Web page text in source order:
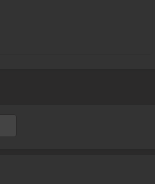
下世界中，一个多元化、多样性的
规律，进行着自身的系统过滤和可持
水下生物圈，也为了弥补因工业发